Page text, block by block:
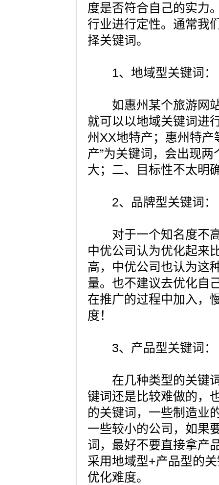
度是否符合自己的实力
行业进行定性。通常我
择关键词。
1、地域型关键词：
如惠州某个旅游网站
就可以以地域关键词进
州XX地特产；惠州特产
产”为关键词，会出现
大；二、目标性不太明
2、品牌型关键词：
对于一个知名度不高
中优公司认为优化起来
高，中优公司也认为这
量。也不建议去优化自
在推广的过程中加入，
度！
3、产品型关键词：
在几种类型的关键词
键词还是比较难做的，
的关键词，一些制造业
一些较小的公司，如果
词，最好不要直接拿产
采用地域型+产品型的
优化难度。